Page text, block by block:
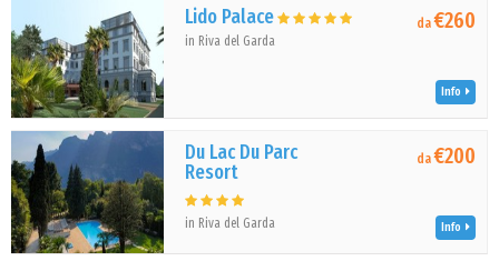
Lido Palace
in Riva del Garda
da€260
Info
Du Lac Du Parc
Resort
in Riva del Garda
da€200
Info